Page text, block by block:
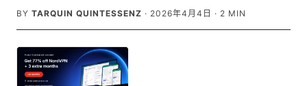
BY TARQUIN QUINTESSENZ · 2026年4月4日 · 2 MIN